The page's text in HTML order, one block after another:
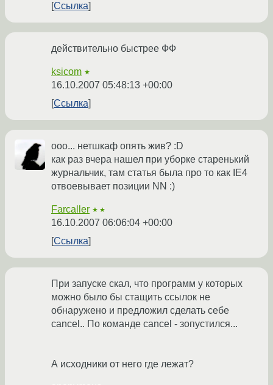
Ссылка
действительно быстрее ФФ
ksicom ★
16.10.2007 05:48:13 +00:00
Ссылка
ооо... нетшкаф опять жив? :D
как раз вчера нашел при уборке старенький
журнальчик, там статья была про то как IE4
отвоевывает позиции NN :)
Farcaller ★★
16.10.2007 06:06:04 +00:00
Ссылка
При запуске скал, что программ у которых
можно было бы стащить ссылок не
обнаружено и предложил сделать себе
cancel.. По команде cancel - зопустился...
А исходники от него где лежат?